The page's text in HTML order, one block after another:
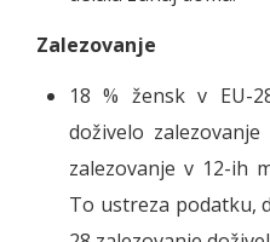
Zalezovanje
18 % žensk v EU-
doživelo
zalezovanje v 12-ih
To ustreza podatku,